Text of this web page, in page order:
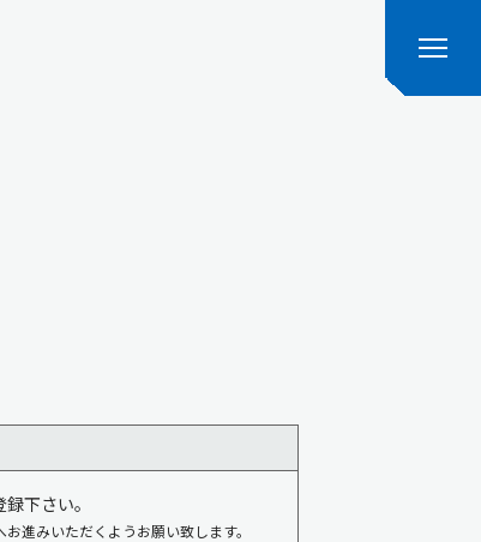
下さい。
進みいただくようお願い致します。